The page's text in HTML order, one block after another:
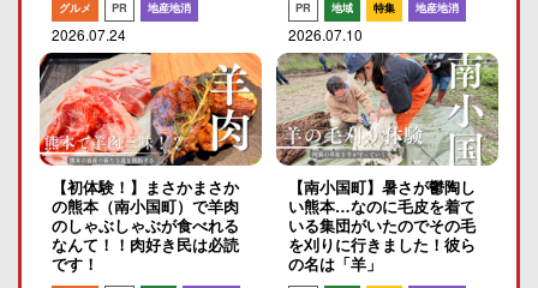
グルメ PR 地産地消
2026.07.24
PR 地域 特集 地産地消
2026.07.10
【初体験！】まさかまさか
の熊本（南小国町）で羊肉
のしゃぶしゃぶが食べれる
なんて！！肉好き民は必読
です！
【南小国町】暑さが鬱陶し
い熊本…なのに毛皮を着て
いる集団がいたのでその毛
を刈りに行きました！彼ら
の名は「羊」